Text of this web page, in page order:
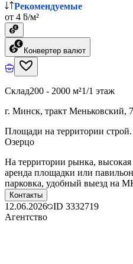
Рекомендуемые
от 4 ƃ/м²
Конвертер валют
Склад200 - 2000 м²1/1 этаж
г. Минск, тракт Меньковский,
Площади на территории
Озерцо
На территории рынка,
аренда площадки или
парковка, удобный выезд на
Контакты
12.06.2026 ID 3332719
Агентство